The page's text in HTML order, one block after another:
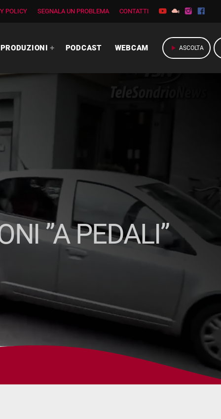
POLICY SEGNALA UN PROBLEMA CONTATTI
PRODUZIONI PODCAST WEBCAM play_arrow ASCOLTA
”A PEDALI”